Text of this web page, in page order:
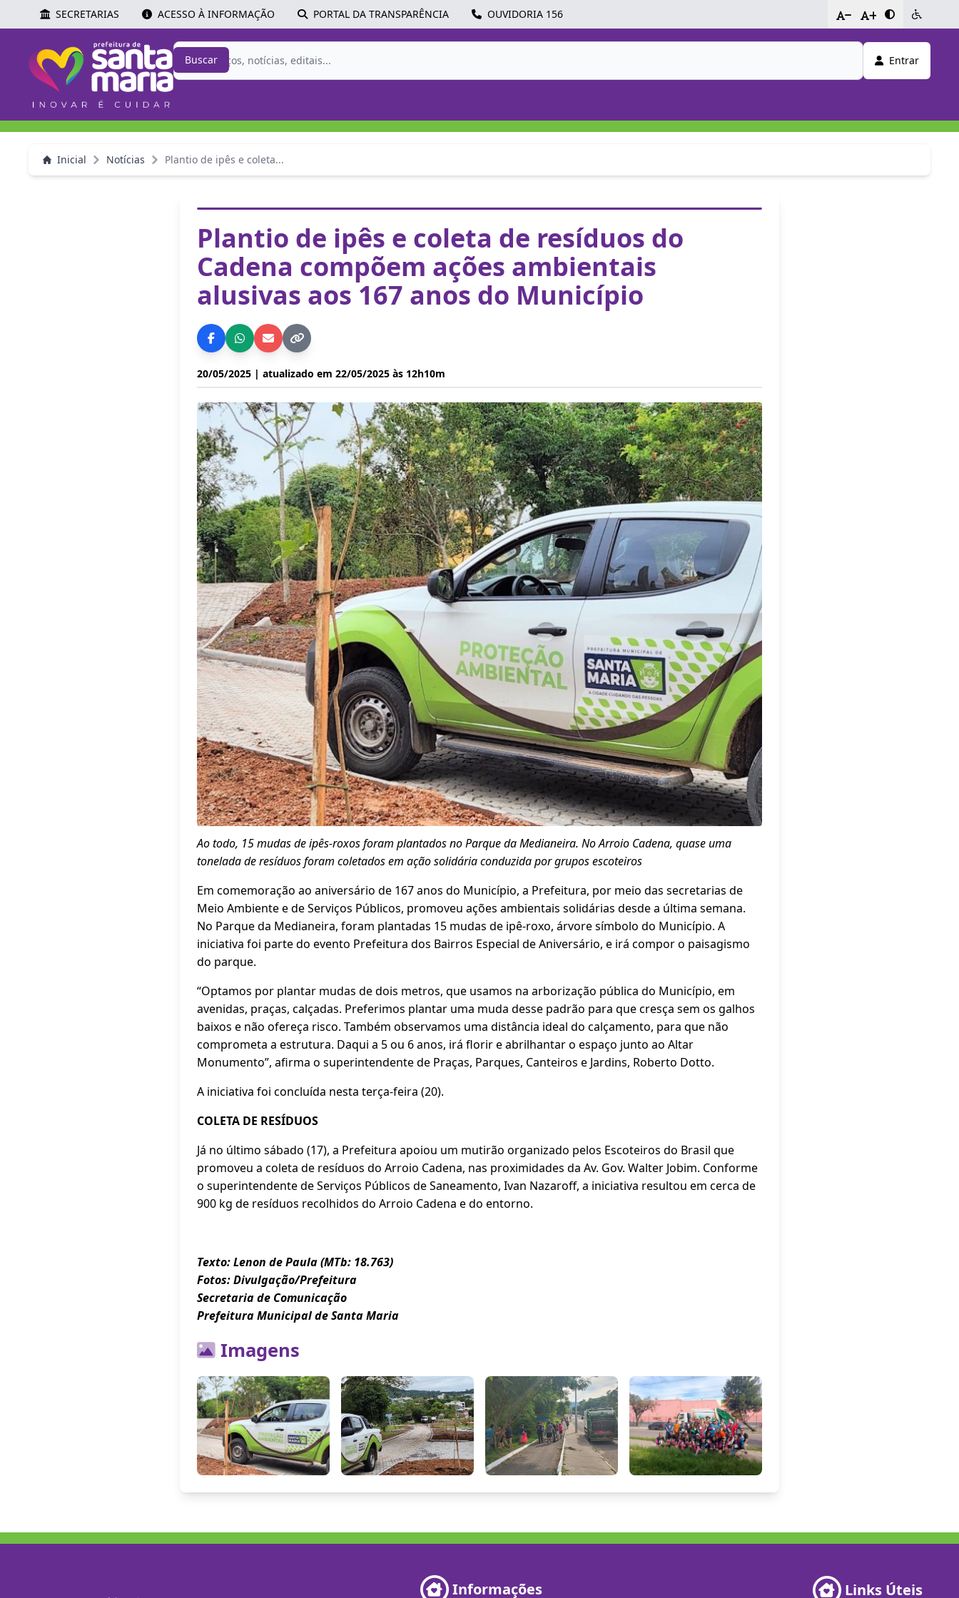
SECRETARIAS ACESSO À INFORMAÇÃO PORTAL DA TRANSPARÊNCIA OUVIDORIA 156 - +
Buscar Entrar
Inicial Notícias Plantio de ipês e coleta...
Plantio de ipês e coleta de resíduos do
Cadena compõem ações ambientais
alusivas aos 167 anos do Município
20/05/2025 | atualizado em 22/05/2025 às 12h10m
Ao todo, 15 mudas de ipês-roxos foram plantados no Parque da Medianeira. No Arroio Cadena, quase uma
tonelada de resíduos foram coletados em ação solidária conduzida por grupos escoteiros
Em comemoração ao aniversário de 167 anos do Município, a Prefeitura, por meio das secretarias de
Meio Ambiente e de Serviços Públicos, promoveu ações ambientais solidárias desde a última semana.
No Parque da Medianeira, foram plantadas 15 mudas de ipê-roxo, árvore símbolo do Município. A
iniciativa foi parte do evento Prefeitura dos Bairros Especial de Aniversário, e irá compor o paisagismo
do parque.
“Optamos por plantar mudas de dois metros, que usamos na arborização pública do Município, em
avenidas, praças, calçadas. Preferimos plantar uma muda desse padrão para que cresça sem os galhos
baixos e não ofereça risco. Também observamos uma distância ideal do calçamento, para que não
comprometa a estrutura. Daqui a 5 ou 6 anos, irá florir e abrilhantar o espaço junto ao Altar
Monumento”, afirma o superintendente de Praças, Parques, Canteiros e Jardins, Roberto Dotto.
A iniciativa foi concluída nesta terça-feira (20).
COLETA DE RESÍDUOS
Já no último sábado (17), a Prefeitura apoiou um mutirão organizado pelos Escoteiros do Brasil que
promoveu a coleta de resíduos do Arroio Cadena, nas proximidades da Av. Gov. Walter Jobim. Conforme
o superintendente de Serviços Públicos de Saneamento, Ivan Nazaroff, a iniciativa resultou em cerca de
900 kg de resíduos recolhidos do Arroio Cadena e do entorno.
Texto: Lenon de Paula (MTb: 18.763)
Fotos: Divulgação/Prefeitura
Secretaria de Comunicação
Prefeitura Municipal de Santa Maria
Imagens
Informações Links Úteis